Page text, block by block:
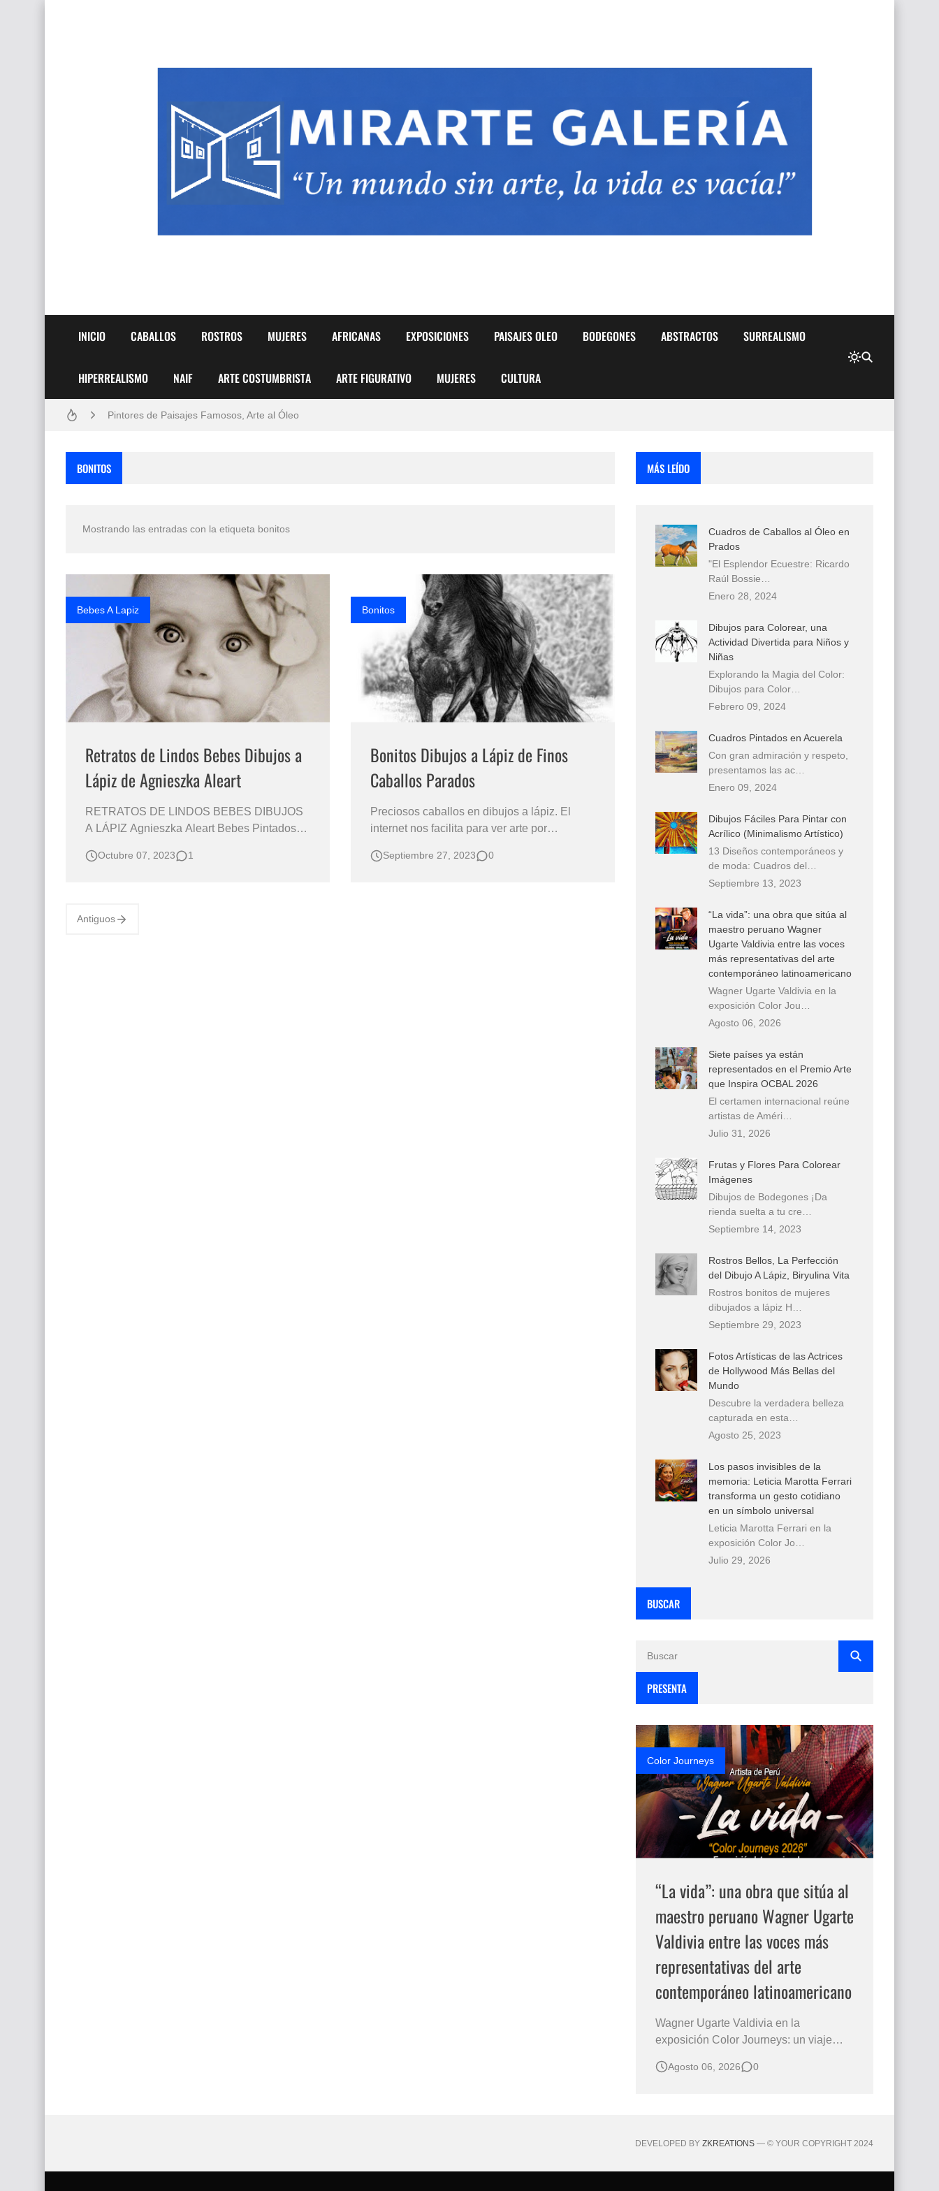
INICIO CABALLOS ROSTROS MUJERES AFRICANAS EXPOSICIONES PAISAJES OLEO BODEGONES ABSTRACTOS SURREALISMO
HIPERREALISMO NAIF ARTE COSTUMBRISTA ARTE FIGURATIVO MUJERES CULTURA
Frutas y Flores Para Colorear Imágenes
Pintores de Paisajes Famosos, Arte al Óleo
Rostros Bellos, La Perfección del Dibujo A Lápiz, Biryulina Vita
Fotos Artísticas de las Actrices de Hollywood Más Bellas del Mundo
Que significan los cuadros de negras africanas?
El mundo del arte en pintura surrealista
BONITOS
Mostrando las entradas con la etiqueta bonitos
Bebes A Lapiz
Retratos de Lindos Bebes Dibujos a
Lápiz de Agnieszka Aleart
RETRATOS DE LINDOS BEBES DIBUJOS
A LÁPIZ Agnieszka Aleart Bebes Pintados
en Retratos Realistas a Lápiz Agnieszka
Octubre 07, 2023 1
Bonitos
Bonitos Dibujos a Lápiz de Finos
Caballos Parados
Preciosos caballos en dibujos a lápiz. El
internet nos facilita para ver arte por
por ahí encontré los dibujos equinos de Joan
Septiembre 27, 2023 0
Antiguos
MÁS LEÍDO
Cuadros de Caballos al Óleo en
Prados
"El Esplendor Ecuestre: Ricardo
Raúl Bossie…
Enero 28, 2024
Dibujos para Colorear, una
Actividad Divertida para Niños y
Niñas
Explorando la Magia del Color:
Dibujos para Color…
Febrero 09, 2024
Cuadros Pintados en Acuerela
Con gran admiración y respeto,
presentamos las ac…
Enero 09, 2024
Dibujos Fáciles Para Pintar con
Acrílico (Minimalismo Artístico)
13 Diseños contemporáneos y
de moda: Cuadros del…
Septiembre 13, 2023
“La vida”: una obra que sitúa al
maestro peruano Wagner
Ugarte Valdivia entre las voces
más representativas del arte
contemporáneo latinoamericano
Wagner Ugarte Valdivia en la
exposición Color Jou…
Agosto 06, 2026
Siete países ya están
representados en el Premio Arte
que Inspira OCBAL 2026
El certamen internacional reúne
artistas de Améri…
Julio 31, 2026
Frutas y Flores Para Colorear
Imágenes
Dibujos de Bodegones ¡Da
rienda suelta a tu cre…
Septiembre 14, 2023
Rostros Bellos, La Perfección
del Dibujo A Lápiz, Biryulina Vita
Rostros bonitos de mujeres
dibujados a lápiz H…
Septiembre 29, 2023
Fotos Artísticas de las Actrices
de Hollywood Más Bellas del
Mundo
Descubre la verdadera belleza
capturada en esta…
Agosto 25, 2023
Los pasos invisibles de la
memoria: Leticia Marotta Ferrari
transforma un gesto cotidiano
en un símbolo universal
Leticia Marotta Ferrari en la
exposición Color Jo…
Julio 29, 2026
BUSCAR
PRESENTA
Color Journeys
“La vida”: una obra que sitúa al
maestro peruano Wagner Ugarte
Valdivia entre las voces más
representativas del arte
contemporáneo latinoamericano
Wagner Ugarte Valdivia en la
exposición Color Journeys: un viaje
existencia Hay obras que no buscan
sensación que despierta "La vida" , una
Agosto 06, 2026 0
DEVELOPED BY ZKREATIONS — © YOUR COPYRIGHT 2024